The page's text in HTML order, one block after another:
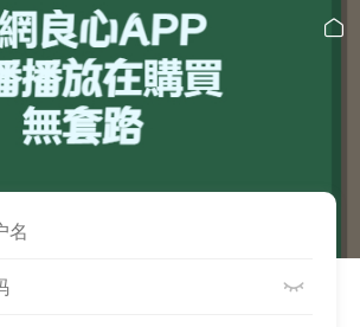

